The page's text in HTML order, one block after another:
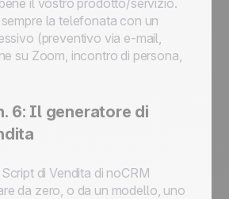
il vostro prodotto/servizio.
la telefonata con un
(preventivo via e-mail,
su Zoom, incontro di persona,
6: Il generatore di
di Vendita di noCRM
da zero, o da un modello, uno